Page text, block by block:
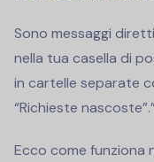
Sono messaggi
nella tua casella di
in cartelle separate
“Richieste
Ecco come funziona